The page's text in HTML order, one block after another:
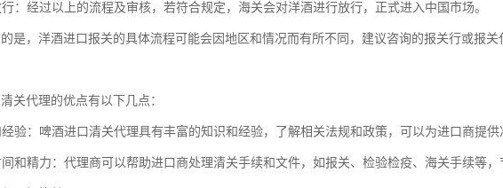
：经过以上的流程及审核，若符合规定，海关会对洋酒进行放行，正式进入中国市场。
是，洋酒进口报关的具体流程可能会因地区和情况而有所不同，建议咨询的报关行或报
关代理的优点有以下几点：
验：啤酒进口清关代理具有丰富的知识和经验，了解相关法规和政策，可以为进口商提供
和精力：代理商可以帮助进口商处理清关手续和文件，如报关、检验检疫、海关手续等，